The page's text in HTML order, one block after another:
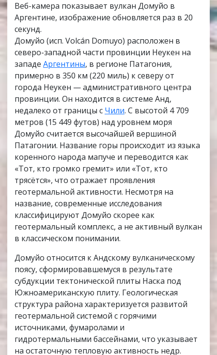
Веб-камера показывает вулкан Домуйо в
Аргентине, изображение обновляется раз в 20
секунд.
Домуйо (исп. Volcán Domuyo) расположен в
северо-западной части провинции Неукен на
западе Аргентины, в регионе Патагония,
примерно в 350 км (220 миль) к северу от
города Неукен — административного центра
провинции. Он находится в системе Анд,
недалеко от границы с Чили. С высотой 4 709
метров (15 449 футов) над уровнем моря
Домуйо считается высочайшей вершиной
Патагонии. Название горы происходит из языка
коренного народа мапуче и переводится как
«Тот, кто громко гремит» или «Тот, кто
трясётся», что отражает проявления
геотермальной активности. Несмотря на
название, современные исследования
классифицируют Домуйо скорее как
геотермальный комплекс, а не активный вулкан
в классическом понимании.
Домуйо относится к Андскому вулканическому
поясу, сформировавшемуся в результате
субдукции тектонической плиты Наска под
Южноамериканскую плиту. Геологическая
структура района характеризуется развитой
геотермальной системой с горячими
источниками, фумаролами и
гидротермальными бассейнами, что указывает
на остаточную тепловую активность недр.